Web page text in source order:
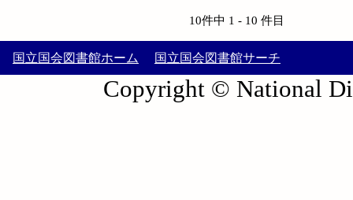
10件中 1 - 10 件目
国立国会図書館ホーム 国立国会図書館サーチ
Copyright © National